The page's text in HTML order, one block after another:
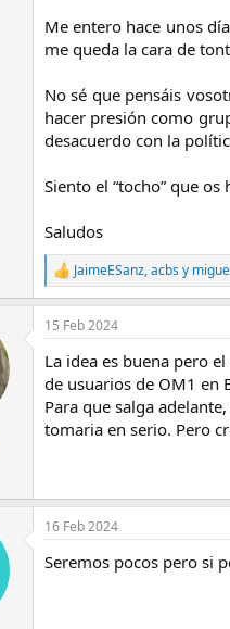
Me entero hace unos
me queda la cara de
No sé que pensáis
hacer presión como
desacuerdo con la
Siento el “tocho” que
Saludos​
R
e
a
c
i
o
n
e
s
JaimeESanz,acbs y
15 Feb 2024
La idea es buena pero
de usuarios de OM1 en
Para que salga
tomaria en serio. Pero
16 Feb 2024
Seremos pocos pero si